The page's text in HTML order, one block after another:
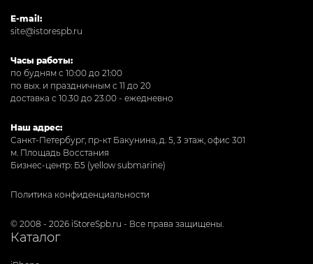
E-mail:
site@istorespb.ru
Часы работы:
по будням с 10:00 до 21:00
по вых. и праздничным с 11 до 20
доставка с 10.30 до 23.00 - ежедневно
Наш адрес:
Санкт-Петербург, пр-кт Бакунина, д. 5, 3 этаж, офис 301
м. Площадь Восстания
Бизнес-центр: Б5 (yellow submarine)
Политика конфиденциальности
© 2008 - 2026 iStoreSpb.ru - Все права защищены.
Каталог